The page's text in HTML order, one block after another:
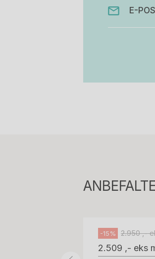
E-
grått fotkryss,
-15% 2.950 ,-
2.509 ,- eks